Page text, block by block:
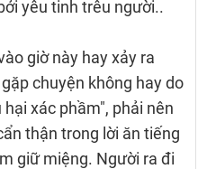
yêu tinh trêu người..
giờ này hay xảy ra
chuyện không hay do
hại xác phầm", phải nên
thận trong lời ăn tiếng
giữ miệng. Người ra đi